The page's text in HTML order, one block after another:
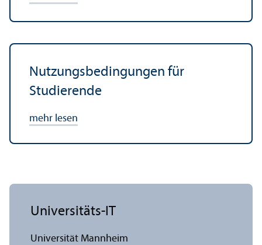
Nutzungs­bedingungen für
Studierende
mehr lesen
Universitäts-IT
Universität Mannheim